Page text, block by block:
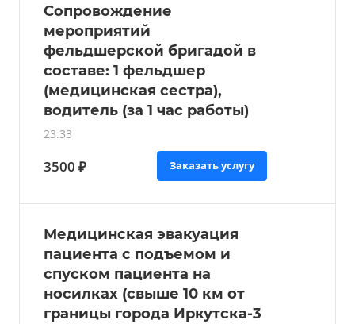
Сопровождение
мероприятий
фельдшерской бригадой в
составе: 1 фельдшер
(медицинская сестра),
водитель (за 1 час работы)
23.33
3500 ₽ Заказать услугу
Медицинская эвакуация
пациента с подъемом и
спуском пациента на
носилках (свыше 10 км от
границы города Иркутска-3